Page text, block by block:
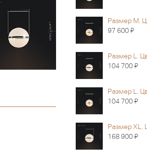
Размер M.
97 600Я
Размер L.
104 700Я
Размер L.
104 700Я
Размер XL.
168 900Я